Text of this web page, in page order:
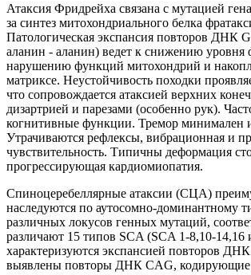
Атаксия Фридрейха связана с мутацией
за синтез митохондриального белка
Патологическая экспансия повторов ДНК
аланин - аланин) ведет к снижению уровня
нарушению функций митохондрий и
матриксе. Неустойчивость походки
что сопровождается атаксией верхних
дизартрией и парезами (особенно рук).
когнитивные функции. Тремор минимален
Утрачиваются рефлексы, вибрационная и
чувствительность. Типичны деформация
прогрессирующая кардиомиопатия.
Спиноцеребеллярные атаксии (СЦА)
наследуются по аутосомно-доминантному
различных локусов генных мутаций,
различают 15 типов SCA (SCA 1-8,10-14,16
характеризуются экспансией повторов
выявлены повторы ДНК CAG, кодирующие